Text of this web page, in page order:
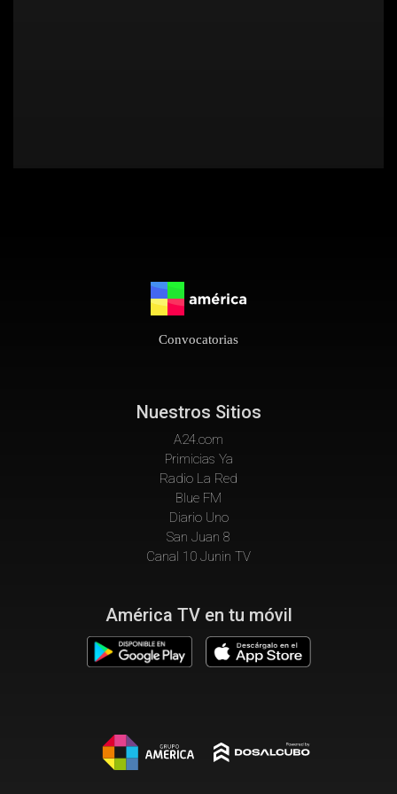
Convocatorias
Nuestros Sitios
A24.com
Primicias Ya
Radio La Red
Blue FM
Diario Uno
San Juan 8
Canal 10 Junin TV
América TV en tu móvil